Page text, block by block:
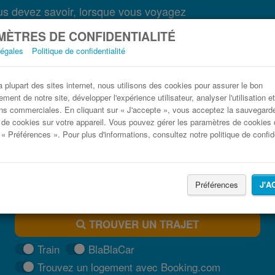
DE CONFIDENTIALITÉ
Politique de confidentialité
plupart des sites internet, nous utilisons des cookies pour assurer le bon
de notre site, développer l'expérience utilisateur, analyser l'utilisation
commerciales. En cliquant sur « J'accepte », vous acceptez la
cookies sur votre appareil. Vous pouvez gérer les paramètres de cookies
Préférences ». Pour plus d'informations, consultez notre politique de
Préférences
devez savoir, lorsque vous voyagez
Bus Mede Varazze pas cher
Trouvez votre billet de bus moins cher
TROUVER UN TRAJET
Train
BlaBlaCar
Trouvez un logement avec Booking.com